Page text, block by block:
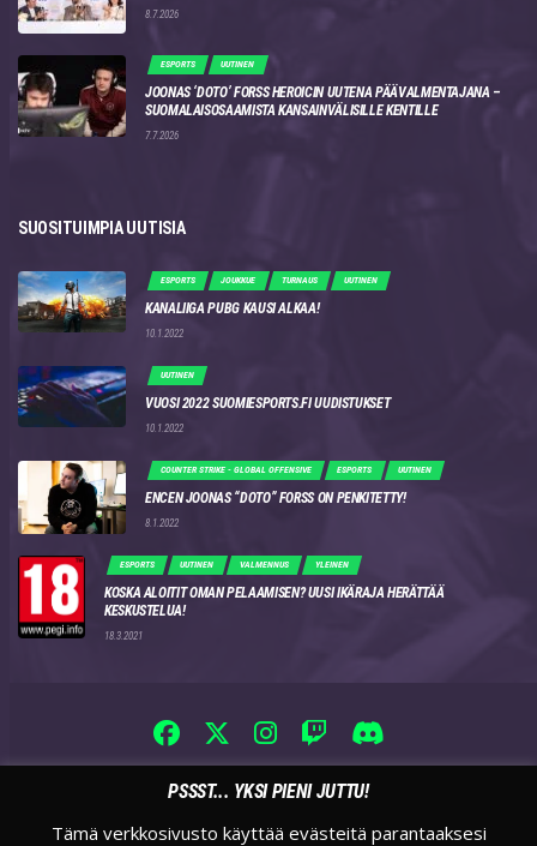
8.7.2026
ESPORTS UUTINEN
JOONAS ‘DOTO’ FORSS HEROICIN UUTENA PÄÄVALMENTAJANA –
SUOMALAISOSAAMISTA KANSAINVÄLISILLE KENTILLE
7.7.2026
SUOSITUIMPIA UUTISIA
ESPORTS JOUKKUE TURNAUS UUTINEN
KANALIIGA PUBG KAUSI ALKAA!
10.1.2022
UUTINEN
VUOSI 2022 SUOMIESPORTS.FI UUDISTUKSET
10.1.2022
COUNTER STRIKE - GLOBAL OFFENSIVE ESPORTS UUTINEN
ENCEN JOONAS “DOTO” FORSS ON PENKITETTY!
8.1.2022
ESPORTS UUTINEN VALMENNUS YLEINEN
KOSKA ALOITIT OMAN PELAAMISEN? UUSI IKÄRAJA HERÄTTÄÄ
KESKUSTELUA!
18.3.2021
PSSST... YKSI PIENI JUTTU!
Tämä verkkosivusto käyttää evästeitä parantaaksesi